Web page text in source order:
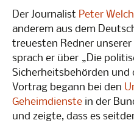
Der Journalist Peter
anderem aus dem
treuesten Redner
sprach er über „Die
Sicherheitsbehörden und
Vortrag begann bei den
Geheimdienste in der
und zeigte, dass es